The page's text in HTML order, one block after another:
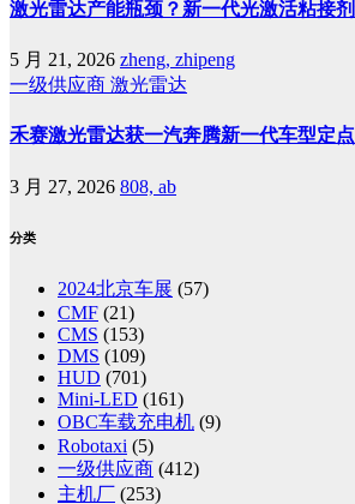
激光雷达产能瓶颈？新一代光激活粘接
5 月 21, 2026 zheng, zhipeng
一级供应商 激光雷达
禾赛激光雷达获一汽奔腾新一代车型定
3 月 27, 2026 808, ab
分类
2024北京车展 (57)
CMF (21)
CMS (153)
DMS (109)
HUD (701)
Mini-LED (161)
OBC车载充电机 (9)
Robotaxi (5)
一级供应商 (412)
主机厂 (253)